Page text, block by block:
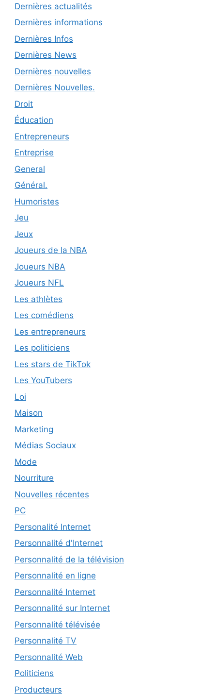
Dernières actualités
Dernières informations
Dernières Infos
Dernières News
Dernières nouvelles
Dernières Nouvelles.
Droit
Éducation
Entrepreneurs
Entreprise
General
Général.
Humoristes
Jeu
Jeux
Joueurs de la NBA
Joueurs NBA
Joueurs NFL
Les athlètes
Les comédiens
Les entrepreneurs
Les politiciens
Les stars de TikTok
Les YouTubers
Loi
Maison
Marketing
Médias Sociaux
Mode
Nourriture
Nouvelles récentes
PC
Personalité Internet
Personnalité d'Internet
Personnalité de la télévision
Personnalité en ligne
Personnalité Internet
Personnalité sur Internet
Personnalité télévisée
Personnalité TV
Personnalité Web
Politiciens
Producteurs